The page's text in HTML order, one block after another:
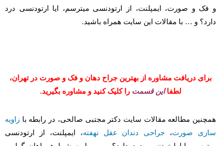
و فک و صورت، ایمپلنت، از ارتودنسی میترسم، ایا ارتودنسی درد
دارد؟ و … با مقالات این سایت همراه باشید.
برای دریافت مشاوره از بهترین جراح دهان و فک و صورت در تهران،
لطفااین قسمت را کلیک کنید و مشاوره بگیرید.
همچنین مطالعه مقالات سایت دکتر مجتبی صالحی، در رابطه با زاویه
سازی صورت، جراحی دندان عقل نهفته، ایمپلنت، از ارتودنسی